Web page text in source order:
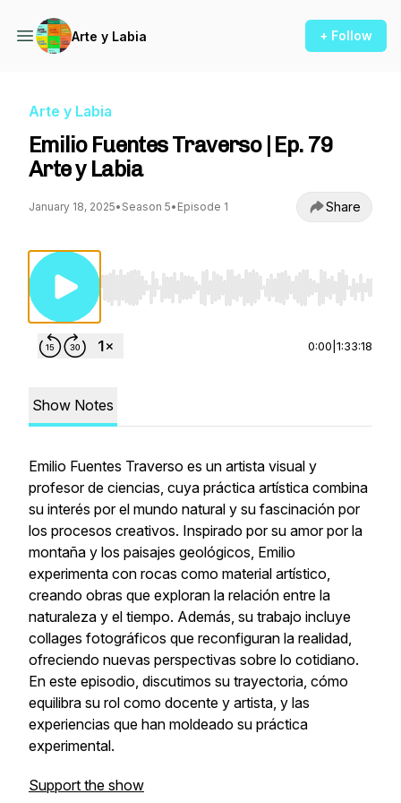
Arte y Labia + Follow
Arte y Labia
Emilio Fuentes Traverso | Ep. 79
Arte y Labia
January 18, 2025• Season 5• Episode 1 Share
Use Left/Right to seek, Home/End to jump to
0:00 1:33:18
Show Notes
Emilio Fuentes Traverso es un artista visual y
profesor de ciencias, cuya práctica artística combina
su interés por el mundo natural y su fascinación por
los procesos creativos. Inspirado por su amor por la
montaña y los paisajes geológicos, Emilio
experimenta con rocas como material artístico,
creando obras que exploran la relación entre la
naturaleza y el tiempo. Además, su trabajo incluye
collages fotográficos que reconfiguran la realidad,
ofreciendo nuevas perspectivas sobre lo cotidiano.
En este episodio, discutimos su trayectoria, cómo
equilibra su rol como docente y artista, y las
experiencias que han moldeado su práctica
experimental.
Support the show